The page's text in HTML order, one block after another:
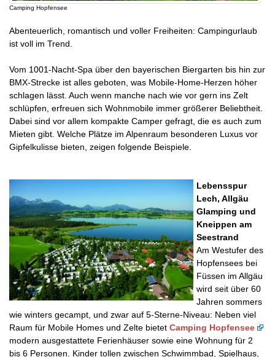
Camping Hopfensee
Abenteuerlich, romantisch und voller Freiheiten: Campingurlaub
ist voll im Trend.
Vom 1001-Nacht-Spa über den bayerischen Biergarten bis hin zur
BMX-Strecke ist alles geboten, was Mobile-Home-Herzen höher
schlagen lässt. Auch wenn manche nach wie vor gern ins Zelt
schlüpfen, erfreuen sich Wohnmobile immer größerer Beliebtheit.
Dabei sind vor allem kompakte Camper gefragt, die es auch zum
Mieten gibt. Welche Plätze im Alpenraum besonderen Luxus vor
Gipfelkulisse bieten, zeigen folgende Beispiele.
Lebensspur
Lech, Allgäu
Glamping und
Kneippen am
Seestrand
Am Westufer des
Hopfensees bei
Füssen im Allgäu
wird seit über 60
Jahren sommers
wie winters gecampt, und zwar auf 5-Sterne-Niveau: Neben viel
Raum für Mobile Homes und Zelte bietet Camping Hopfensee
modern ausgestattete Ferienhäuser sowie eine Wohnung für 2
bis 6 Personen. Kinder tollen zwischen Schwimmbad, Spielhaus,